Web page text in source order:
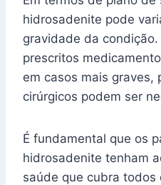
hidrosadenite pode
gravidade da
prescritos
em casos mais graves,
cirúrgicos podem ser
É fundamental que os
hidrosadenite tenham
saúde que cubra